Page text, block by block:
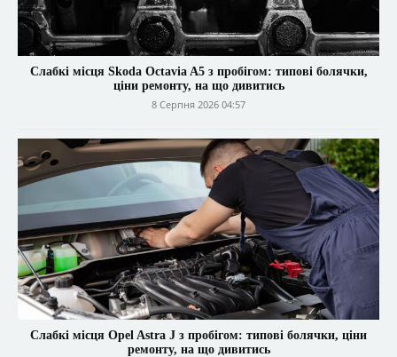
Слабкі місця Skoda Octavia A5 з пробігом: типові болячки,
ціни ремонту, на що дивитись
8 Серпня 2026 04:57
Слабкі місця Opel Astra J з пробігом: типові болячки, ціни
ремонту, на що дивитись